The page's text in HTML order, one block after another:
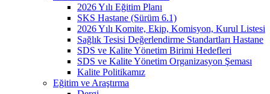
2026 Yılı Eğitim Planı
SKS Hastane (Sürüm 6.1)
2026 Yılı Komite, Ekip, Komisyon, Kurul Listesi
Sağlık Tesisi Değerlendirme Standartları Hastane
SDS ve Kalite Yönetim Birimi Hedefleri
SDS ve Kalite Yönetim Organizasyon Şeması
Kalite Politikamız
Eğitim ve Araştırma